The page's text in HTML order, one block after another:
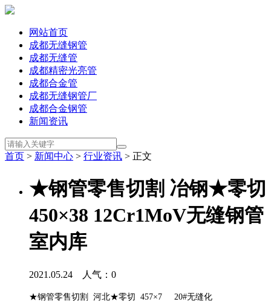
网站首页
成都无缝钢管
成都无缝管
成都精密光亮管
成都合金管
成都无缝钢管厂
成都合金钢管
新闻资讯
首页 > 新闻中心 > 行业资讯 > 正文
★钢管零售切割 冶钢★零切
450×38 12Cr1MoV无缝钢管
室内库
2021.05.24 人气： 0
★钢管零售切割 河北★零切 457×7 20#无缝化